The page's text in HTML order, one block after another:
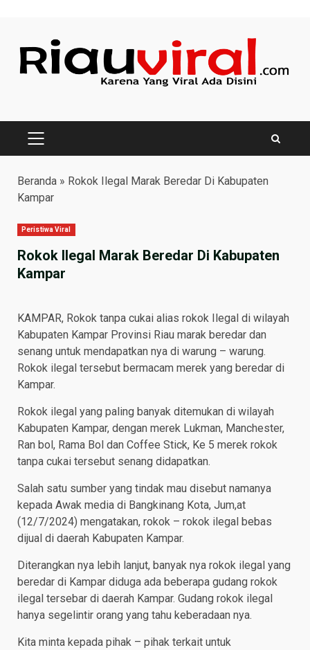
content
PRIMARY
Beranda » Rokok Ilegal Marak Beredar Di Kabupaten
Kampar
Peristiwa Viral
Rokok Ilegal Marak Beredar Di Kabupaten
Kampar
KAMPAR, Rokok tanpa cukai alias rokok Ilegal di wilayah
Kabupaten Kampar Provinsi Riau marak beredar dan
senang untuk mendapatkan nya di warung – warung.
Rokok ilegal tersebut bermacam merek yang beredar di
Kampar.
Rokok ilegal yang paling banyak ditemukan di wilayah
Kabupaten Kampar, dengan merek Lukman, Manchester,
Ran bol, Rama Bol dan Coffee Stick, Ke 5 merek rokok
tanpa cukai tersebut senang didapatkan.
Salah satu sumber yang tindak mau disebut namanya
kepada Awak media di Bangkinang Kota, Jum,at
(12/7/2024) mengatakan, rokok – rokok ilegal bebas
dijual di daerah Kabupaten Kampar.
Diterangkan nya lebih lanjut, banyak nya rokok ilegal yang
beredar di Kampar diduga ada beberapa gudang rokok
ilegal tersebar di daerah Kampar. Gudang rokok ilegal
hanya segelintir orang yang tahu keberadaan nya.
Kita minta kepada pihak – pihak terkait untuk